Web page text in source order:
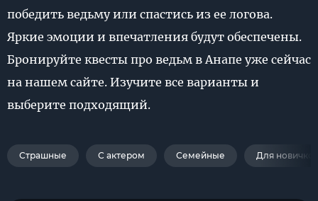
победить ведьму или спастись из ее логова.
Яркие эмоции и впечатления будут обеспечены.
Бронируйте квесты про ведьм в Анапе уже сейчас
на нашем сайте. Изучите все варианты и
выберите подходящий.
Страшные С актером Семейные Для новичков